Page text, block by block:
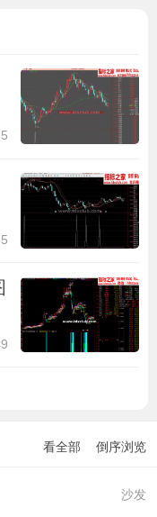
看全部 倒序浏览
沙发